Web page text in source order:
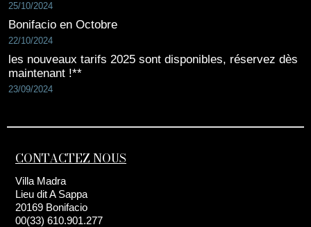
25/10/2024
Bonifacio en Octobre
22/10/2024
les nouveaux tarifs 2025 sont disponibles, réservez dès
maintenant !**
23/09/2024
CONTACTEZ NOUS
Villa Madra
Lieu dit A Sappa
20169 Bonifacio
00(33) 610.901.277